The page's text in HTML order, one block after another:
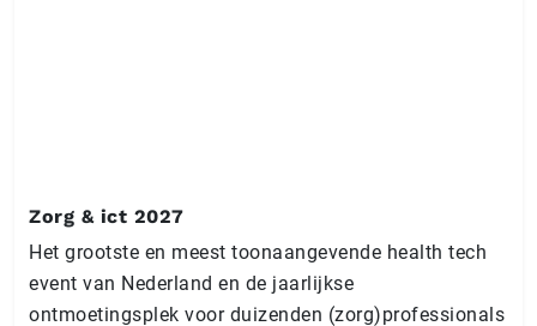
Zorg & ict 2027
Het grootste en meest toonaangevende health tech
event van Nederland en de jaarlijkse
ontmoetingsplek voor duizenden (zorg)professionals